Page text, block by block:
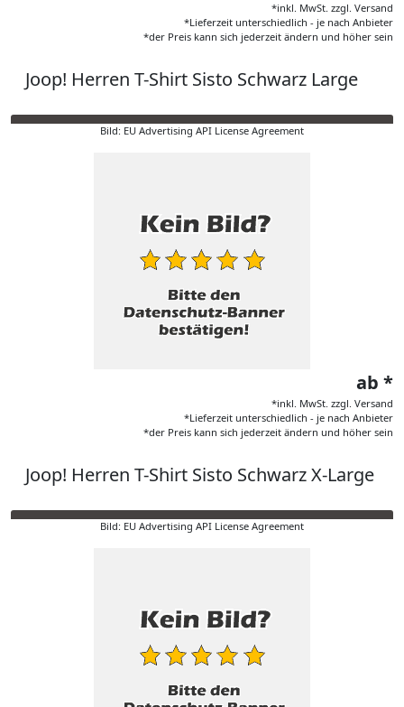
*inkl. MwSt. zzgl. Versand
*Lieferzeit unterschiedlich - je nach Anbieter
*der Preis kann sich jederzeit ändern und höher sein
Joop! Herren T-Shirt Sisto Schwarz Large
Bild: EU Advertising API License Agreement
ab *
*inkl. MwSt. zzgl. Versand
*Lieferzeit unterschiedlich - je nach Anbieter
*der Preis kann sich jederzeit ändern und höher sein
Joop! Herren T-Shirt Sisto Schwarz X-Large
Bild: EU Advertising API License Agreement